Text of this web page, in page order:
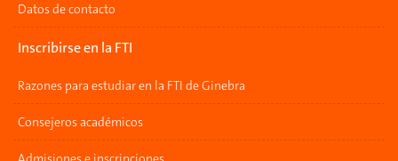
Datos de contacto
Inscribirse en la FTI
Razones para estudiar en la FTI de Ginebra
Consejeros académicos